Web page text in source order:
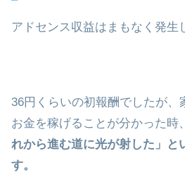
アドセンス収益はまもなく発生
36円くらいの初報酬でしたが、
お金を稼げることが分かった時
れから進む道に光が射した」と
す。